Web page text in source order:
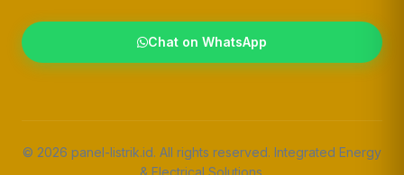
Chat on WhatsApp
© 2026 panel-listrik.id. All rights reserved. Integrated Energy
& Electrical Solutions.